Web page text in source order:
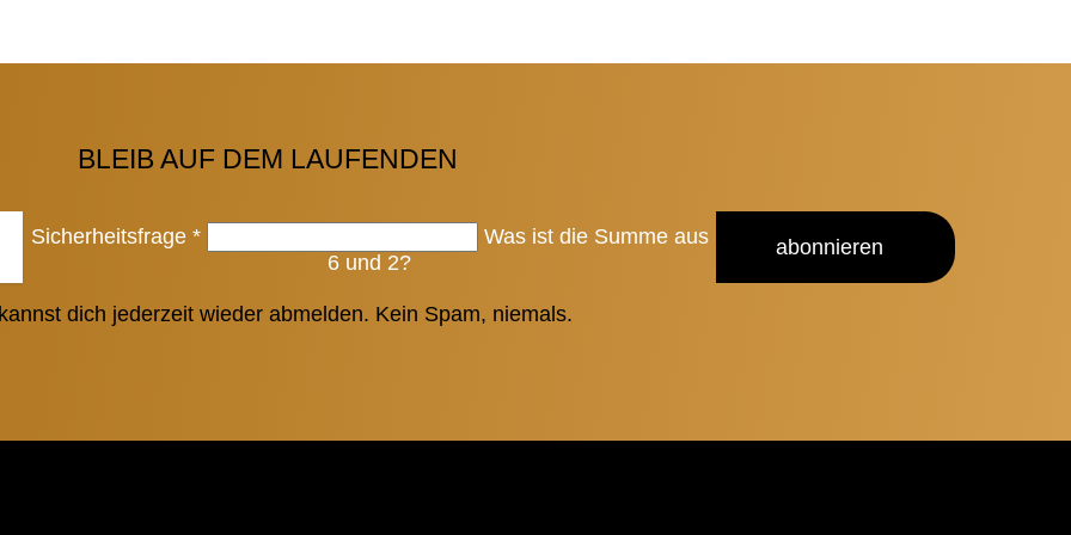
BLEIB AUF DEM LAUFENDEN
Sicherheitsfrage *
Was ist die Summe aus
6 und 2?
abonnieren
dich jederzeit wieder abmelden. Kein Spam, niemals.